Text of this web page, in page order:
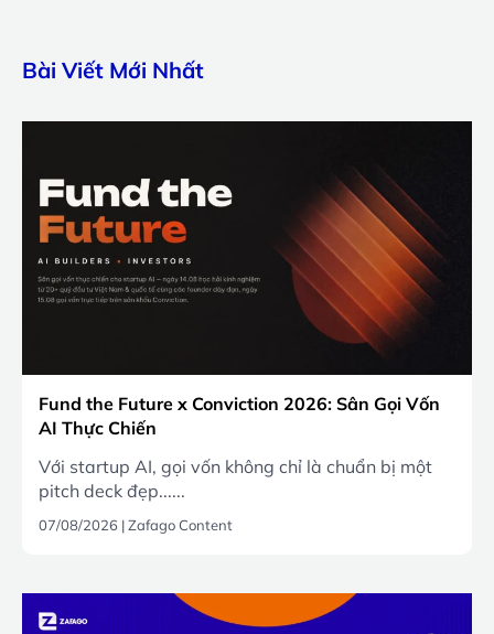
Bài Viết Mới Nhất
Fund the Future x Conviction 2026: Sân Gọi Vốn
AI Thực Chiến
Với startup AI, gọi vốn không chỉ là chuẩn bị một
pitch deck đẹp......
07/08/2026 |Zafago Content